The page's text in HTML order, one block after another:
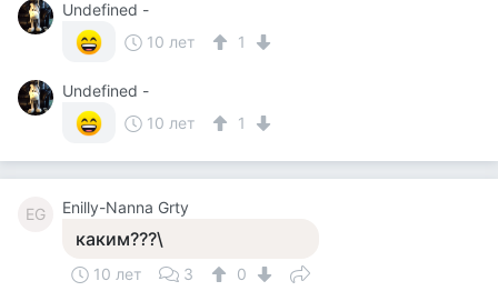
Undefined -
10 лет
1
Undefined -
10 лет
1
EG Enilly-Nanna Grty
каким???\
10 лет 3 0